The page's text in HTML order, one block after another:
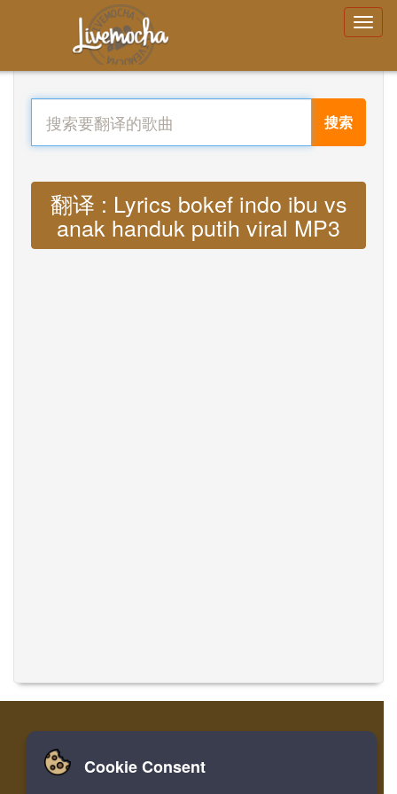
搜索
翻译 : Lyrics bokef indo ibu vs
anak handuk putih viral MP3
家 登录 寄存器
Cookie Consent